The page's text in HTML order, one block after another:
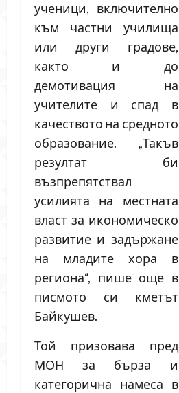
ученици, включително
към частни училища
или други градове,
както и до
демотивация на
учителите и спад в
качеството на средното
образование. „Такъв
резултат би
възпрепятствал
усилията на местната
власт за икономическо
развитие и задържане
на младите хора в
региона“, пише още в
писмото си кметът
Байкушев.
Той призовава пред
МОН за бърза и
категорична намеса в